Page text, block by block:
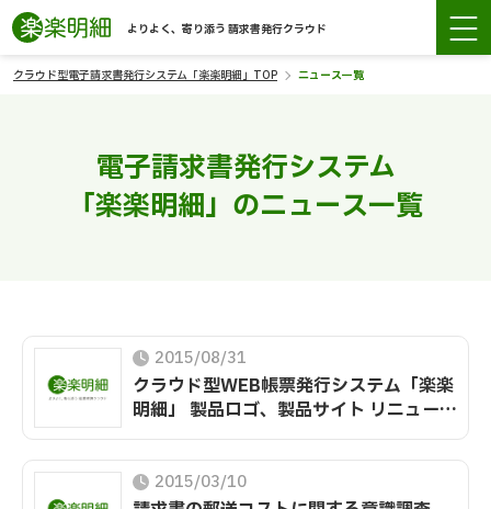
よりよく、寄り添う 請求書発行クラウド
クラウド型電子請求書発行システム「楽楽明細」TOP ニュース一覧
電子請求書発行システム
「楽楽明細」のニュース一覧
2015/08/31
クラウド型WEB帳票発行システム「楽楽
明細」 製品ロゴ、製品サイト リニューア
ル
2015/03/10